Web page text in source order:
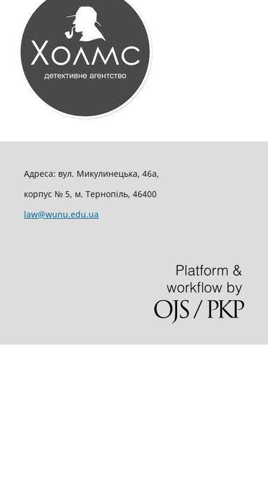
Адреса: вул. Микулинецька, 46а,
корпус № 5, м. Тернопіль, 46400
law@wunu.edu.ua